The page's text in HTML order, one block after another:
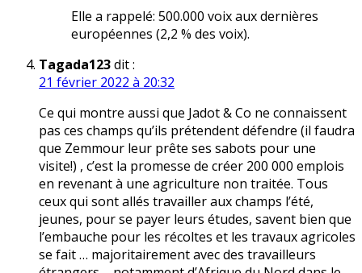
Elle a rappelé: 500.000 voix aux dernières
européennes (2,2 % des voix).
Tagada123dit :
21 février 2022 à 20:32
Ce qui montre aussi que Jadot & Co ne connaissent
pas ces champs qu’ils prétendent défendre (il faudra
que Zemmour leur prête ses sabots pour une
visite!) , c’est la promesse de créer 200 000 emplois
en revenant à une agriculture non traitée. Tous
ceux qui sont allés travailler aux champs l’été,
jeunes, pour se payer leurs études, savent bien que
l’embauche pour les récoltes et les travaux agricoles
se fait … majoritairement avec des travailleurs